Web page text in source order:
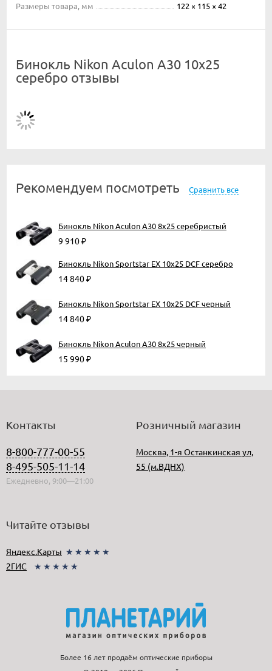
Размеры товара, мм
122 × 115 × 42
Бинокль Nikon Aculon A30 10x25
серебро отзывы
Рекомендуем посмотреть Сравнить все
Бинокль Nikon Aculon A30 8x25 серебристый
9 910₽
Бинокль Nikon Sportstar EX 10x25 DCF серебро
14 840₽
Бинокль Nikon Sportstar EX 10x25 DCF черный
14 840₽
Бинокль Nikon Aculon A30 8x25 черный
15 990₽
Контакты
8-800-777-00-55
8-495-505-11-14
Ежедневно, 9:00—21:00
Розничный магазин
Москва, 1-я Останкинская ул,
55 (м.ВДНХ)
Читайте отзывы
Яндекс.Карты ★★★★★
2ГИС
★★★★★
Более 16 лет продаём оптические приборы